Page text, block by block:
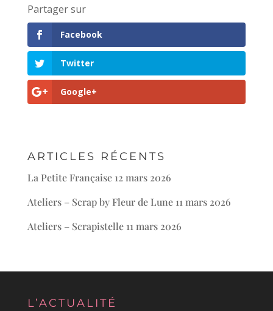
Facebook
Twitter
Google+
Partager sur
ARTICLES RÉCENTS
La Petite Française 12 mars 2026
Ateliers – Scrap by Fleur de Lune 11 mars 2026
Ateliers – Scrapistelle 11 mars 2026
L’ACTUALITÉ